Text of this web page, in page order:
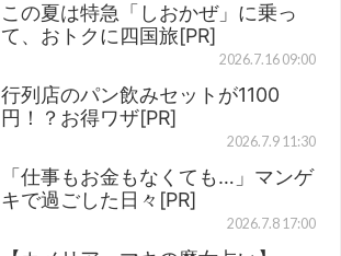
この夏は特急「しおかぜ」に乗っ
て、おトクに四国旅[PR]
2026.7.16 09:00
行列店のパン飲みセットが1100
円！？お得ワザ[PR]
2026.7.9 11:30
「仕事もお金もなくても…」マンゲ
キで過ごした日々[PR]
2026.7.8 17:00